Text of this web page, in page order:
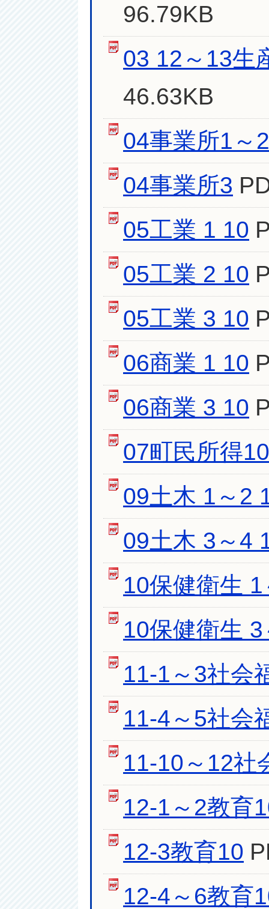
96.79KB
03 12～13
46.63KB
04事業所1～2
04事業所3
05工業 1 10
05工業 2 10
05工業 3 10
06商業 1 10
06商業 3 10
07町民所得10
09土木 1～2
09土木 3～4
10保健衛生
10保健衛生
11-1～3社会
11-4～5社会
11-10～12社
12-1～2教育
12-3教育10
12-4～6教育